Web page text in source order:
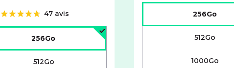
47 avis
256Go
512Go
256Go
512Go
1000Go